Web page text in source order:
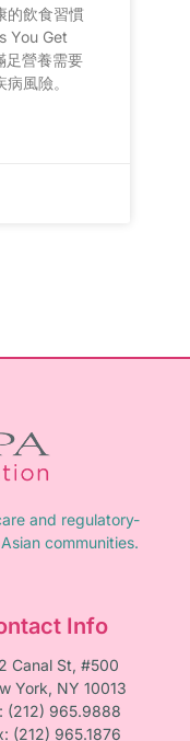
的飲食習慣
You Get
足營養需要
風險。
and regulatory-
communities.
Info
Canal St, #500
York, NY 10013
(212) 965.9888
(212) 965.1876